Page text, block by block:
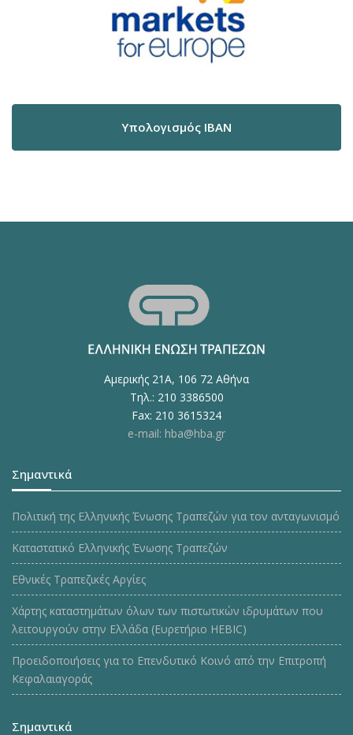
Υπολογισμός IBAN
Αμερικής 21Α, 106 72 Αθήνα
Τηλ.: 210 3386500
Fax: 210 3615324
e-mail: hba@hba.gr
Σημαντικά
Πολιτική της Ελληνικής Ένωσης Τραπεζών για τον ανταγωνισμό
Καταστατικό Ελληνικής Ένωσης Τραπεζών
Εθνικές Τραπεζικές Αργίες
Χάρτης καταστημάτων όλων των πιστωτικών ιδρυμάτων που
λειτουργούν στην Ελλάδα (Ευρετήριο HEBIC)
Προειδοποιήσεις για το Επενδυτικό Κοινό από την Επιτροπή
Κεφαλαιαγοράς
Σημαντικά